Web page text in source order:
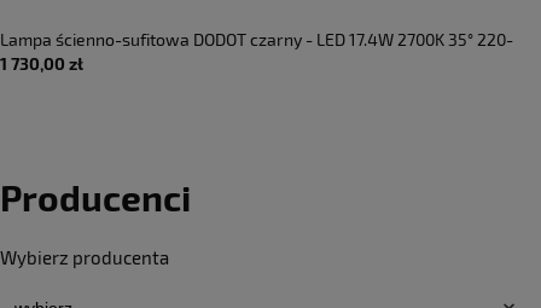
Lampa ścienno-sufitowa DODOT czarny - LED 17.4W 2700K 35° 220-
240V AC IP20 - AXOLIGHT
1 730,00 zł
Producenci
Wybierz producenta